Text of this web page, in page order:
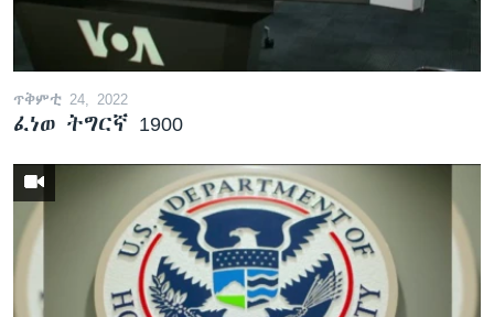
ጥቅምቲ 24, 2022
ፈነወ ትግርኛ 1900